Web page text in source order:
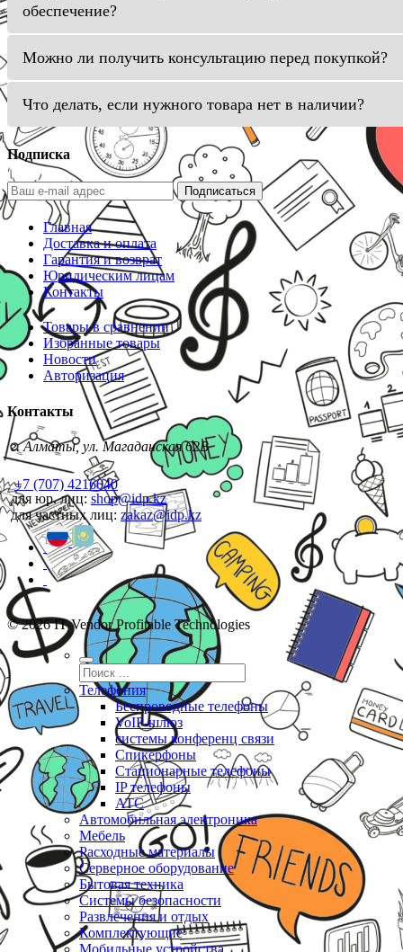
обеспечение?
Можно ли получить консультацию перед покупкой?
Что делать, если нужного товара нет в наличии?
Подписка
Подписаться
Главная
Доставка и оплата
Гарантия и возврат
Юридическим лицам
Контакты
Товары в сравнении
Избранные товары
Новости
Авторизация
Контакты
г. Алматы, ул. Магаданская 62В
+7 (707) 4216040
для юр. лиц: shop@idp.kz
для частных лиц: zakaz@idp.kz
© 2026 IT Vendor Profitable Technologies
Телефония
Беспроводные телефоны
VoIP-шлюз
системы конференц связи
Спикерфоны
Стационарные телефоны
IP телефоны
АТС
Автомобильная электроника
Мебель
Расходные материалы
Серверное оборудование
Бытовая техника
Системы безопасности
Развлечения и отдых
Комплектующие
Мобильные устройства